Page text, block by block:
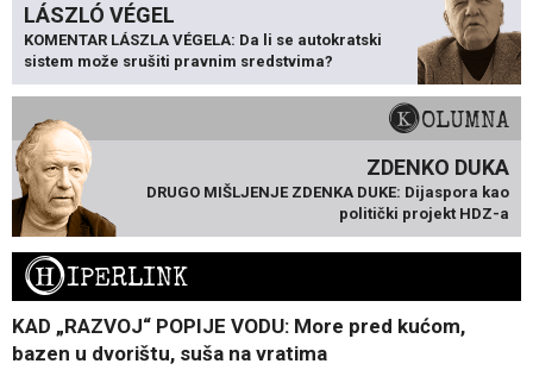
LÁSZLÓ VÉGEL
KOMENTAR LÁSZLA VÉGELA: Da li se autokratski
sistem može srušiti pravnim sredstvima?
KOLUMNA
ZDENKO DUKA
DRUGO MIŠLJENJE ZDENKA DUKE: Dijaspora kao
politički projekt HDZ-a
HIPERLINK
KAD „RAZVOJ“ POPIJE VODU: More pred kućom,
bazen u dvorištu, suša na vratima